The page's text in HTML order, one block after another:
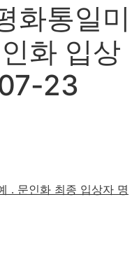
화통일미
화 입상
23
․ 문인화 최종 입상자 명